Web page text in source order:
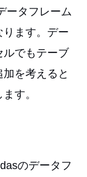
ータフレーム
ます。デー
ルでもテーブ
を考えると
す。
のデータフ